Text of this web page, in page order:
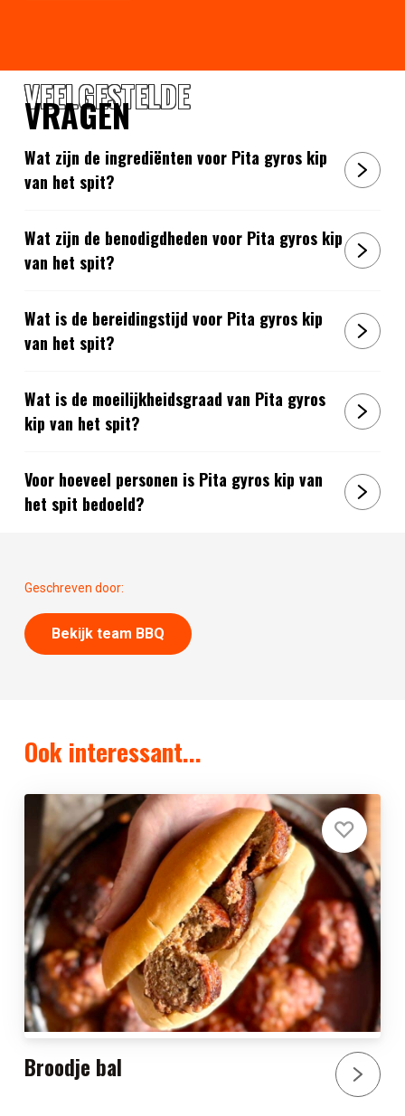
VEELGESTELDE
VRAGEN
Wat zijn de ingrediënten voor Pita gyros kip
van het spit?
Wat zijn de benodigdheden voor Pita gyros kip
van het spit?
Wat is de bereidingstijd voor Pita gyros kip
van het spit?
Wat is de moeilijkheidsgraad van Pita gyros
kip van het spit?
Voor hoeveel personen is Pita gyros kip van
het spit bedoeld?
Geschreven door:
Bekijk team BBQ
Ook interessant...
Broodje bal